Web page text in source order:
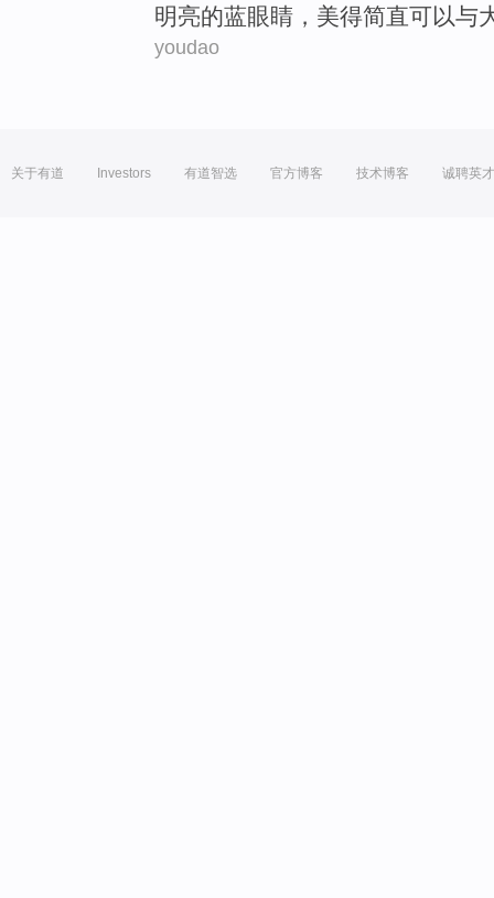
明亮的蓝眼睛 ，美得简直可以与
youdao
关于有道 Investors 有道智选 官方博客 技术博客 诚聘英才